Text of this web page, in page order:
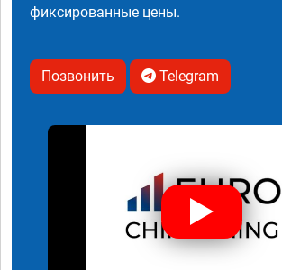
фиксированные цены.
Позвонить Telegram